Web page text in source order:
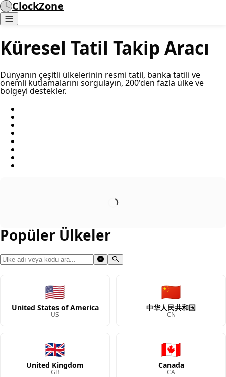
ClockZone
Küresel Tatil Takip Aracı
Dünyanın çeşitli ülkelerinin resmi tatil, banka tatili ve
önemli kutlamalarını sorgulayın, 200'den fazla ülke ve
bölgeyi destekler.
Popüler Ülkeler
🇺🇸
United States of America
US
🇨🇳
中华人民共和国
CN
🇬🇧
United Kingdom
GB
🇨🇦
Canada
CA